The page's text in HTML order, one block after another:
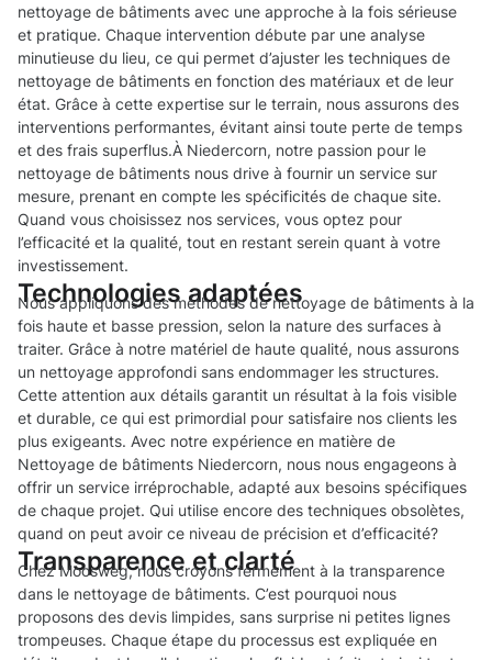
nettoyage de bâtiments avec une approche à la fois sérieuse
et pratique. Chaque intervention débute par une analyse
minutieuse du lieu, ce qui permet d’ajuster les techniques de
nettoyage de bâtiments en fonction des matériaux et de leur
état. Grâce à cette expertise sur le terrain, nous assurons des
interventions performantes, évitant ainsi toute perte de temps
et des frais superflus.À Niedercorn, notre passion pour le
nettoyage de bâtiments nous drive à fournir un service sur
mesure, prenant en compte les spécificités de chaque site.
Quand vous choisissez nos services, vous optez pour
l’efficacité et la qualité, tout en restant serein quant à votre
investissement.
Technologies adaptées
Nous appliquons des méthodes de nettoyage de bâtiments à la
fois haute et basse pression, selon la nature des surfaces à
traiter. Grâce à notre matériel de haute qualité, nous assurons
un nettoyage approfondi sans endommager les structures.
Cette attention aux détails garantit un résultat à la fois visible
et durable, ce qui est primordial pour satisfaire nos clients les
plus exigeants. Avec notre expérience en matière de
Nettoyage de bâtiments Niedercorn, nous nous engageons à
offrir un service irréprochable, adapté aux besoins spécifiques
de chaque projet. Qui utilise encore des techniques obsolètes,
quand on peut avoir ce niveau de précision et d’efficacité?
Transparence et clarté
Chez Moosweg, nous croyons fermement à la transparence
dans le nettoyage de bâtiments. C’est pourquoi nous
proposons des devis limpides, sans surprise ni petites lignes
trompeuses. Chaque étape du processus est expliquée en